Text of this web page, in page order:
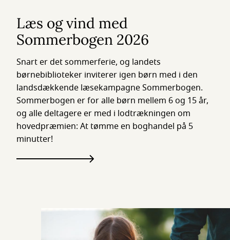
Læs og vind med
Sommerbogen 2026
Snart er det sommerferie, og landets
børnebiblioteker inviterer igen børn med i den
landsdækkende læsekampagne Sommerbogen.
Sommerbogen er for alle børn mellem 6 og 15 år,
og alle deltagere er med i lodtrækningen om
hovedpræmien: At tømme en boghandel på 5
minutter!